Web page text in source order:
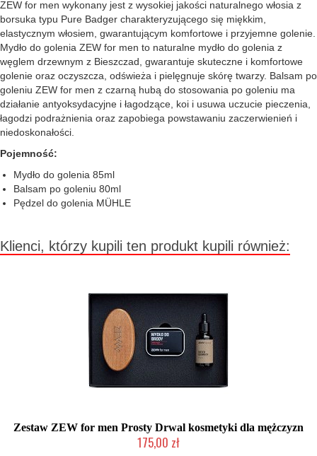
ZEW for men wykonany jest z wysokiej jakości naturalnego włosia z
borsuka typu Pure Badger charakteryzującego się miękkim,
elastycznym włosiem, gwarantującym komfortowe i przyjemne golenie.
Mydło do golenia ZEW for men to naturalne mydło do golenia z
węglem drzewnym z Bieszczad, gwarantuje skuteczne i komfortowe
golenie oraz oczyszcza, odświeża i pielęgnuje skórę twarzy. Balsam po
goleniu ZEW for men z czarną hubą do stosowania po goleniu ma
działanie antyoksydacyjne i łagodzące, koi i usuwa uczucie pieczenia,
łagodzi podrażnienia oraz zapobiega powstawaniu zaczerwienień i
niedoskonałości.
Pojemność:
Mydło do golenia 85ml
Balsam po goleniu 80ml
Pędzel do golenia MÜHLE
Klienci, którzy kupili ten produkt kupili również:
Zestaw ZEW for men Prosty Drwal kosmetyki dla mężczyzn
175,00 zł